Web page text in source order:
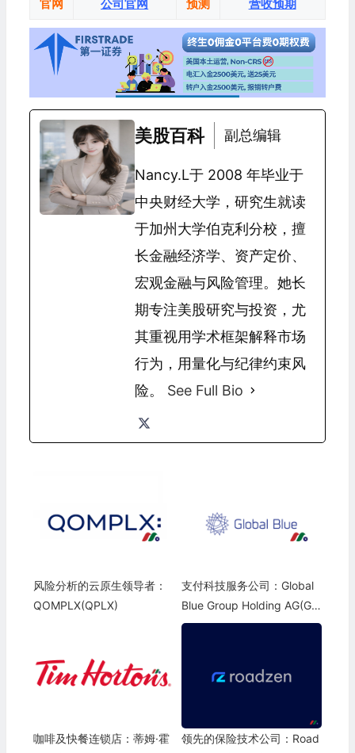
官网 公司官网 预测 营收预期
美股百科 副总编辑
Nancy.L于 2008 年毕业于
中央财经大学，研究生就读
于加州大学伯克利分校，擅
长金融经济学、资产定价、
宏观金融与风险管理。她长
期专注美股研究与投资，尤
其重视用学术框架解释市场
行为，用量化与纪律约束风
险。 See Full Bio
风险分析的云原生领导者：
QOMPLX(QPLX)
支付科技服务公司：Global
Blue Group Holding AG(G
B)
咖啡及快餐连锁店：蒂姆·霍
领先的保险技术公司：Road